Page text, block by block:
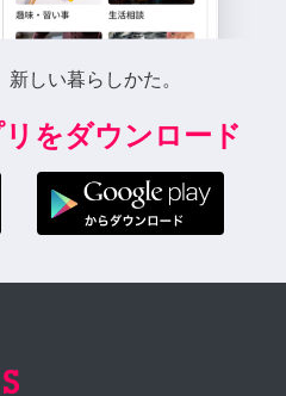
しい暮らしかた。
をダウンロード